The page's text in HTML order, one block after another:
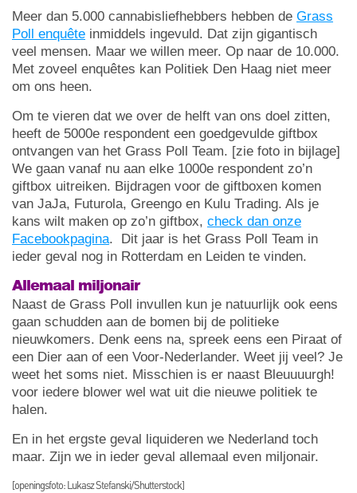
Meer dan 5.000 cannabisliefhebbers hebben de Grass
Poll enquête inmiddels ingevuld. Dat zijn gigantisch
veel mensen. Maar we willen meer. Op naar de 10.000.
Met zoveel enquêtes kan Politiek Den Haag niet meer
om ons heen.
Om te vieren dat we over de helft van ons doel zitten,
heeft de 5000e respondent een goedgevulde giftbox
ontvangen van het Grass Poll Team. [zie foto in bijlage]
We gaan vanaf nu aan elke 1000e respondent zo’n
giftbox uitreiken. Bijdragen voor de giftboxen komen
van JaJa, Futurola, Greengo en Kulu Trading. Als je
kans wilt maken op zo’n giftbox, check dan onze
Facebookpagina. Dit jaar is het Grass Poll Team in
ieder geval nog in Rotterdam en Leiden te vinden.
Allemaal miljonair
Naast de Grass Poll invullen kun je natuurlijk ook eens
gaan schudden aan de bomen bij de politieke
nieuwkomers. Denk eens na, spreek eens een Piraat of
een Dier aan of een Voor-Nederlander. Weet jij veel? Je
weet het soms niet. Misschien is er naast Bleuuuurgh!
voor iedere blower wel wat uit die nieuwe politiek te
halen.
En in het ergste geval liquideren we Nederland toch
maar. Zijn we in ieder geval allemaal even miljonair.
[openingsfoto: Lukasz Stefanski/Shutterstock]